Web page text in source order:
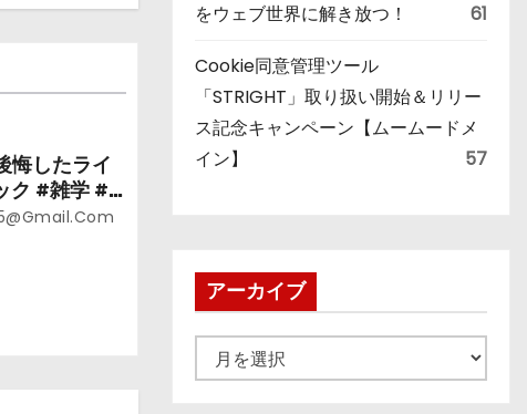
悔したライ
ク #雑学 #
をウェブ世界に解き放つ！
61
Cookie同意管理ツール
「STRIGHT」取り扱い開始＆リリー
ス記念キャンペーン【ムームードメ
イン】
57
アーカイブ
ー